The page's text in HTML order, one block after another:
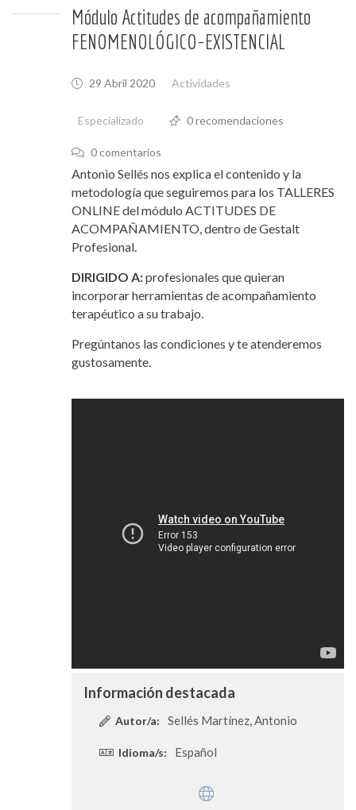
Módulo Actitudes de acompañamiento
FENOMENOLÓGICO-EXISTENCIAL
29 Abril 2020 Actividades
Especializado 0 recomendaciones
0 comentarios
Antonio Sellés nos explica el contenido y la
metodología que seguiremos para los TALLERES
ONLINE del módulo ACTITUDES DE
ACOMPAÑAMIENTO, dentro de Gestalt
Profesional.
DIRIGIDO A:profesionales que quieran
incorporar herramientas de acompañamiento
terapéutico a su trabajo.
Pregúntanos las condiciones y te atenderemos
gustosamente.
Información destacada
Autor/a: Sellés Martínez, Antonio
Idioma/s: Español